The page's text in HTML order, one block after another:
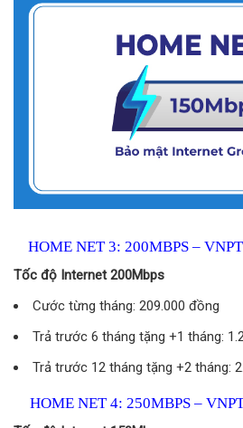
HOME NET 3: 200MBPS –
Tốc độ Internet 200Mbps
Cước từng tháng: 209.000 đồng
Trả trước 6 tháng tặng +1 tháng:
Trả trước 12 tháng tặng +2 tháng:
HOME NET 4: 250MBPS –